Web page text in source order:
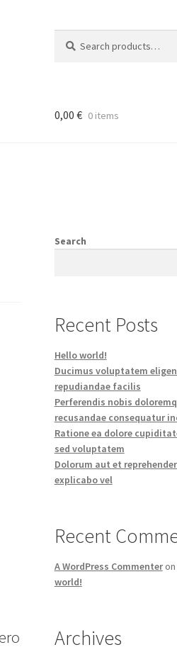
for:
0,00 € 0 items
Search
Recent Posts
Hello world!
Ducimus voluptatem
repudiandae facilis
Perferendis nobis
recusandae consequatur
Ratione ea dolore
sed voluptatem
Dolorum aut et
explicabo vel
Recent
A WordPress Commenteron
world!
Archives